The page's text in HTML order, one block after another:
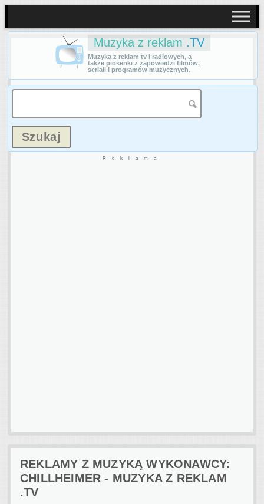
Muzyka z reklam .TV
Muzyka z reklam tv i radiowych, a
także piosenki z zapowiedzi filmów,
seriali i programów muzycznych.
Reklama
REKLAMY Z MUZYKĄ WYKONAWCY:
CHILLHEIMER - MUZYKA Z REKLAM
.TV